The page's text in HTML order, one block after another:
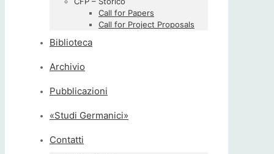
Call for Papers
Call for Project Proposals
Biblioteca
Archivio
Pubblicazioni
«Studi Germanici»
Contatti